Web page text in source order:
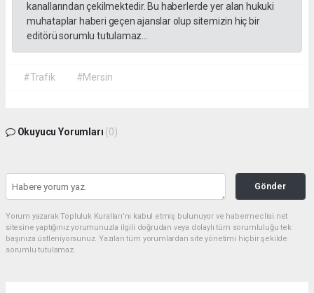
kanallarından çekilmektedir. Bu haberlerde yer alan hukuki
muhataplar haberi geçen ajanslar olup sitemizin hiç bir
editörü sorumlu tutulamaz...
#Trafik #Mersin
Okuyucu Yorumları (0)
Gönder
Yorum yazarak Topluluk Kuralları’nı kabul etmiş bulunuyor ve habermeclisi.net
sitesine yaptığınız yorumunuzla ilgili doğrudan veya dolaylı tüm sorumluluğu tek
başınıza üstleniyorsunuz. Yazılan tüm yorumlardan site yönetimi hiçbir şekilde
sorumlu tutulamaz.